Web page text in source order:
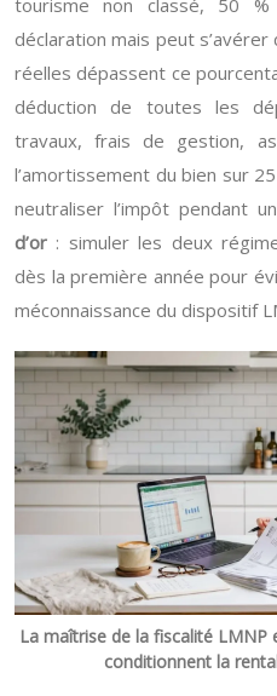
déclaration mais peut
réelles dépassent ce
déduction de toutes les
travaux, frais de gestion,
l’amortissement du bien sur
neutraliser l’impôt pendant
d’or : simuler les deux
dès la première année pour
méconnaissance du dispositif
La maîtrise de la fiscalité LMNP
conditionnent la